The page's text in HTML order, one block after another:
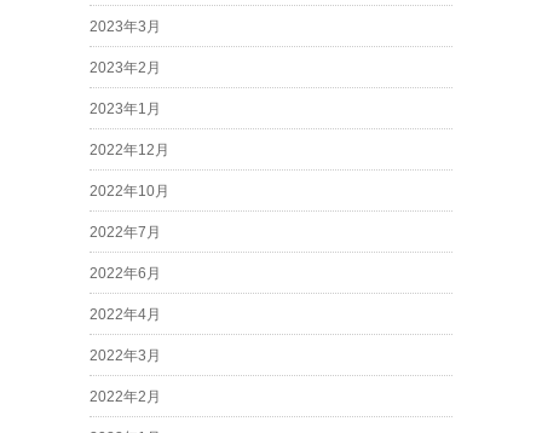
2023年3月
2023年2月
2023年1月
2022年12月
2022年10月
2022年7月
2022年6月
2022年4月
2022年3月
2022年2月